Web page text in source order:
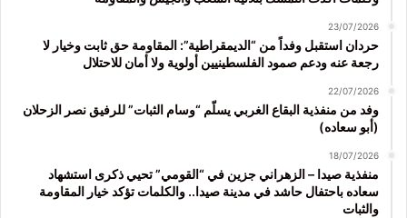
23/07/2026
حردان استقبل وفداً من “الديمقراطية”: المقاومة حق ثابت وخيار لا
رجعة عنه ودعم صمود الفلسطينيين أولوية ولا أمان للاحتلال
22/07/2026
وفد من منفذية البقاع الغربي يسلّم “وسام الثبات” للرفيق نصر الزحلان
(أبو سعاده)
18/07/2026
منفذية صيدا – الزهراني جزين في “القومي” تحيي ذكرى استشهاد
سعاده باحتفال حاشد في مدينة صيدا.. والكلمات تؤكد خيار المقاومة
والثبات